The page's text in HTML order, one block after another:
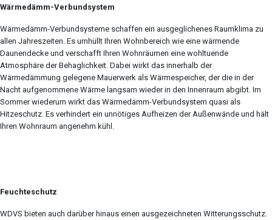
Wärmedämm-Verbundsystem
Wärmedämm-Verbundsysteme schaffen ein ausgeglichenes Raumklima zu
allen Jahreszeiten. Es umhüllt Ihren Wohnbereich wie eine wärmende
Daunendecke und verschafft Ihren Wohnräumen eine wohltuende
Atmosphäre der Behaglichkeit. Dabei wirkt das innerhalb der
Wärmedämmung gelegene Mauerwerk als Wärmespeicher, der die in der
Nacht aufgenommene Wärme langsam wieder in den Innenraum abgibt. Im
Sommer wiederum wirkt das Wärmedämm-Verbundsystem quasi als
Hitzeschutz. Es verhindert ein unnötiges Aufheizen der Außenwände und hält
Ihren Wohnraum angenehm kühl.
Feuchteschutz
WDVS bieten auch darüber hinaus einen ausgezeichneten Witterungsschutz.